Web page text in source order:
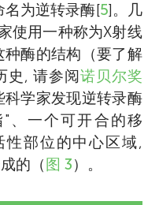
名为逆转录酶[5]。几
使用一种称为X射线
酶的结构（要了解
史, 请参阅诺贝尔奖
科学家发现逆转录酶
、一个可开合的移
性部位的中心区域,
的（ 图 3）。